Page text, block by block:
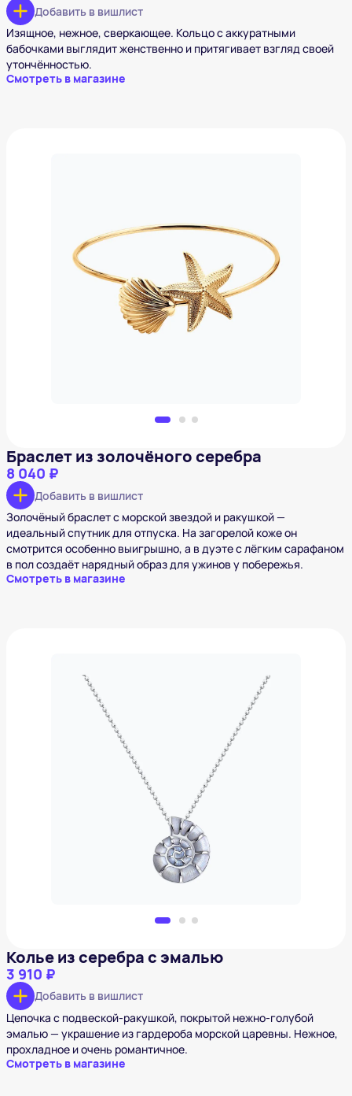
Добавить в вишлист
Изящное, нежное, сверкающее. Кольцо с аккуратными
бабочками выглядит женственно и притягивает взгляд своей
утончённостью.
Смотреть в магазине
Браслет из золочёного серебра
8 040 ₽
Добавить в вишлист
Браслет из золочёного серебра
8 040 ₽
Добавить в вишлист
Золочёный браслет с морской звездой и ракушкой —
идеальный спутник для отпуска. На загорелой коже он
смотрится особенно выигрышно, а в дуэте с лёгким сарафаном
в пол создаёт нарядный образ для ужинов у побережья.
Смотреть в магазине
Колье из серебра с эмалью
3 910 ₽
Добавить в вишлист
Колье из серебра с эмалью
3 910 ₽
Добавить в вишлист
Цепочка с подвеской-ракушкой, покрытой нежно-голубой
эмалью — украшение из гардероба морской царевны. Нежное,
прохладное и очень романтичное.
Смотреть в магазине